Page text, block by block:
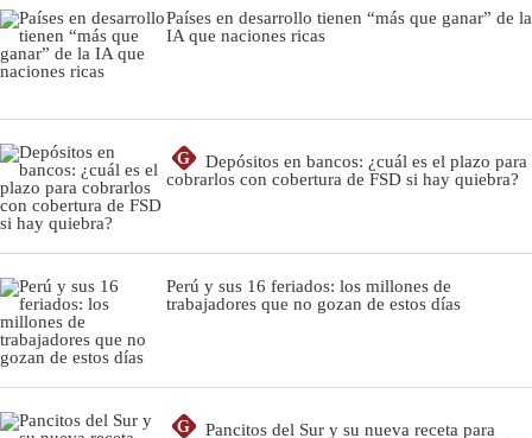
Países en desarrollo tienen “más que ganar” de la
IA que naciones ricas
G
Depósitos en bancos: ¿cuál es el plazo para
cobrarlos con cobertura de FSD si hay quiebra?
Perú y sus 16 feriados: los millones de
trabajadores que no gozan de estos días
G
Pancitos del Sur y su nueva receta para